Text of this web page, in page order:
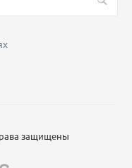
защищены